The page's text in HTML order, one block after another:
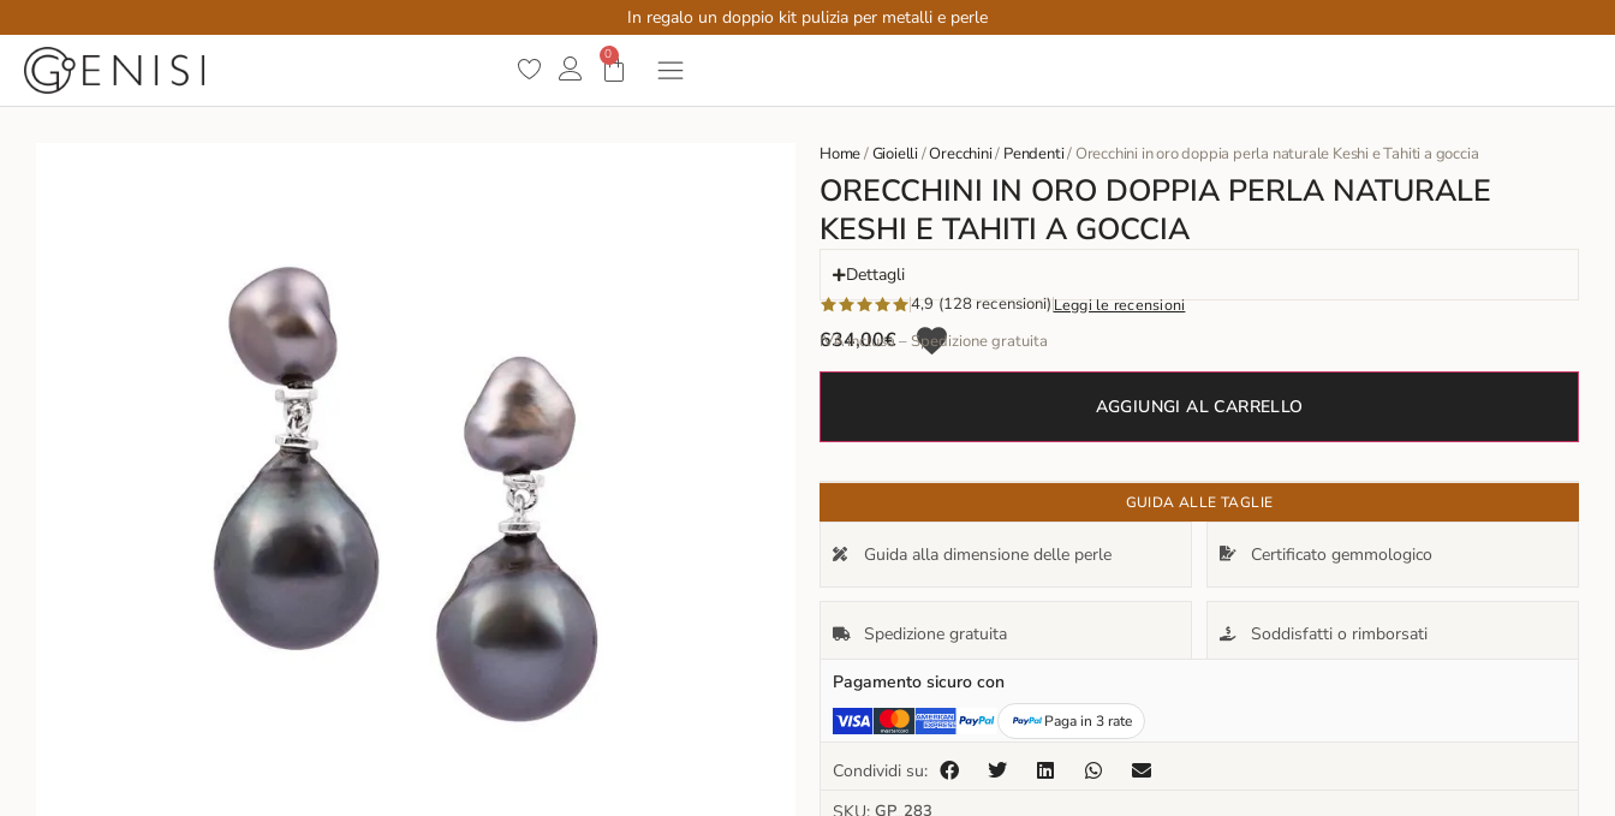
In regalo un doppio kit pulizia per metalli e perle
0
Home/Gioielli/Orecchini/ Pendenti/ Orecchini in oro doppia perla naturale Keshi e Tahiti a goccia
ORECCHINI IN ORO DOPPIA PERLA NATURALE
KESHI E TAHITI A GOCCIA
Dettagli
4,9 (128 recensioni)Leggi le recensioni
634,00€
IVA inclusa – Spedizione gratuita
AGGIUNGI AL CARRELLO
GUIDA ALLE TAGLIE
Guida alla dimensione delle perle Certificato gemmologico
Spedizione gratuita Soddisfatti o rimborsati
Pagamento sicuro con
Paga in 3 rate
Condividi su:
GP_283